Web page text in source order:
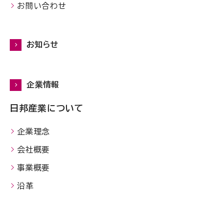
お問い合わせ
お知らせ
企業情報
日邦産業について
企業理念
会社概要
事業概要
沿革